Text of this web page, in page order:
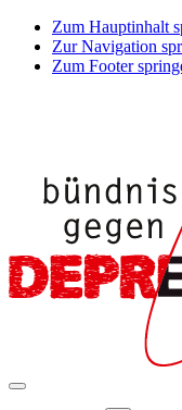
Zum Hauptinhalt
Zur Navigation
Zum Footer